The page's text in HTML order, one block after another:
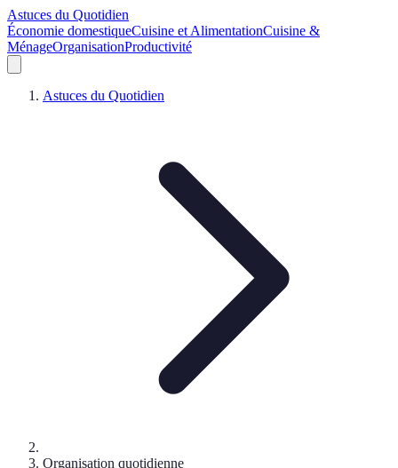
Astuces du Quotidien
Économie domestiqueCuisine et AlimentationCuisine &
MénageOrganisationProductivité
Astuces du Quotidien
Organisation quotidienne